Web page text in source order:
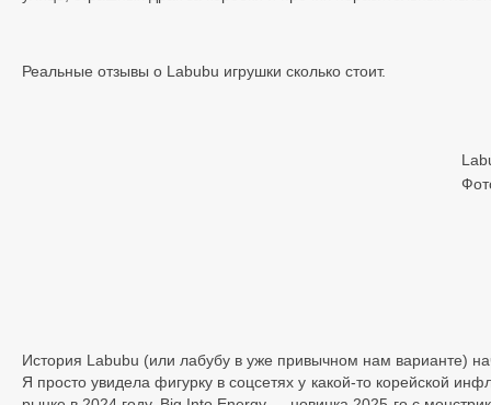
Реальные отзывы о Labubu игрушки сколько стоит.
История Labubu (или лабубу в уже привычном нам варианте)
Я просто увидела фигурку в соцсетях у какой-то корейской